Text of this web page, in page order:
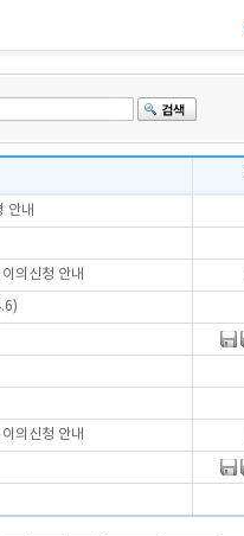
안내
의신청 안내
의신청 안내